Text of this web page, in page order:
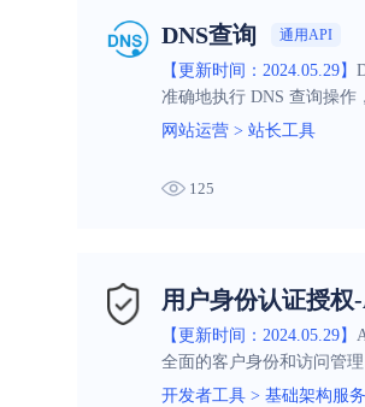
DNS查询 通用API
【更新时间：2024.05.29】
准确地执行 DNS 查询操作
网站运营 > 站长工具
125
用户身份认证授权
【更新时间：2024.05.29】
全面的客户身份和访问管
开发者工具 > 基础架构服务